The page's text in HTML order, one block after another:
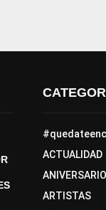
ACTUALIDAD
ARTISTAS